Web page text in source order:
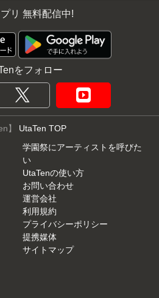
リ 無料配信中!
をフォロー
】 UtaTen TOP
学園祭にアーティストを呼びた
い
UtaTenの使い方
お問い合わせ
運営会社
利用規約
プライバシーポリシー
提携媒体
サイトマップ